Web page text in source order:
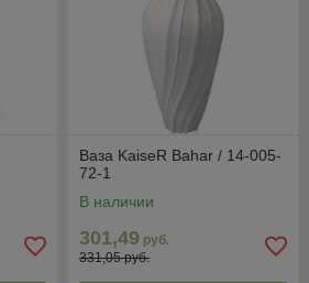
Ваза KaiseR Bahar / 14-005-
72-1
В наличии
301,49 руб.
331,05 руб.